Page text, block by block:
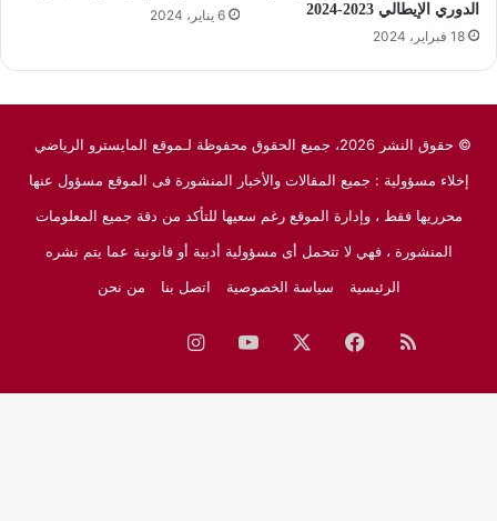
الدوري الإيطالي 2023-2024
18 فبراير، 2024
6 يناير، 2024
© حقوق النشر 2026، جميع الحقوق محفوظة لـموقع المايسترو الرياضي
إخلاء مسؤولية : جميع المقالات والأخبار المنشورة فى الموقع مسؤول عنها
محرريها فقط ، وإدارة الموقع رغم سعيها للتأكد من دقة جميع المعلومات
المنشورة ، فهي لا تتحمل أى مسؤولية أدبية أو قانونية عما يتم نشره
الرئيسية
سياسة الخصوصية اتصل بنا من نحن
ملخص
الموقع
فيسبوك ‫YouTubeانستقرام
نيوز